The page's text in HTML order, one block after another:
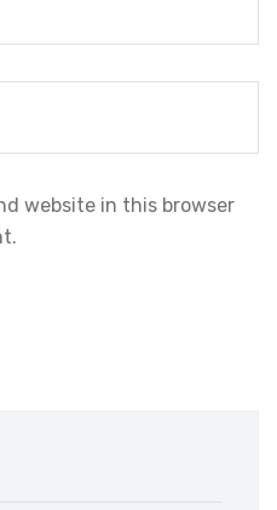
website in this browser